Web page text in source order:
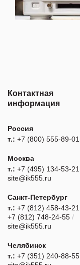
Контактная
информация
Россия
т.: +7 (800) 555-89-01
Москва
т.: +7 (495) 134-53-21
site@ik555.ru
Санкт-Петербург
т.: +7 (812) 458-43-21
+7 (812) 748-24-55 /
site@ik555.ru
Челябинск
т.: +7 (351) 240-88-55